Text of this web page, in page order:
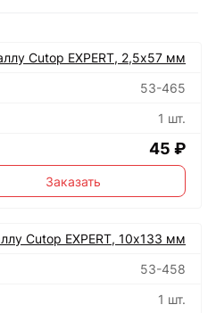
Cutop EXPERT, 2,5х57 мм
53-465
1 шт.
45 ₽
Заказать
Cutop EXPERT, 10х133 мм
53-458
1 шт.